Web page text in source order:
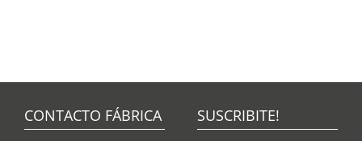
CONTACTO FÁBRICA SUSCRIBITE!